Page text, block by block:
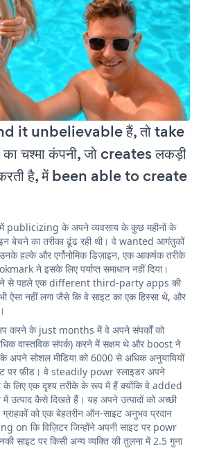
it unbelievable हैं, तो take
चश्मा कंपनी, जो creates लकड़ी
करती है, में been able to create
में publicizing के अपने व्यवसाय के कुछ महीनों के
बेचने का तरीका ढूंढ रही थी। वे wanted आगंतुकों
हल्के और एर्गोनोमिक डिज़ाइन, एक आकर्षक तरीके
ने इसके लिए पर्याप्त समाधान नहीं दिया।
से पहले एक different third-party apps की
ऐसा नहीं लगा जैसे कि वे साइट का एक हिस्सा थे, और
करने के just months में वे अपने संपर्कों को
वास्तविक संपर्क) करने में सक्षम थे और boost ने
अपने सोशल मीडिया को 6000 से अधिक अनुयायियों
पर फ़ीड। वे steadily powr स्लाइडर अपने
के लिए एक दृश्य तरीके के रूप में हैं क्योंकि वे added
में उत्पाद कैसे दिखते हैं। यह अपने उत्पादों को अच्छी
को एक बेहतरीन ऑन-साइट अनुभव प्रदान
on कि विज़िटर जिन्होंने अपनी साइट पर powr
साइट पर किसी अन्य व्यक्ति की तुलना में 2.5 गुना